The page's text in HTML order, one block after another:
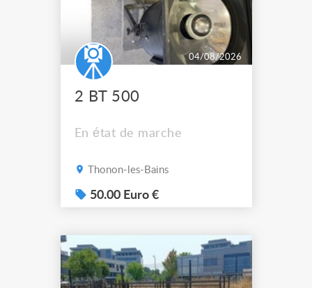
04/08/2026
2 BT 500
En état de marche
Thonon-les-Bains
50.00 Euro €